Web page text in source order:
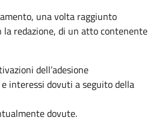
una volta raggiunto
la redazione, di un atto contenente
dell’adesione
interessi dovuti a seguito della
dovute.